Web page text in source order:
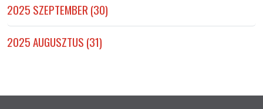
2025 SZEPTEMBER (30)
2025 AUGUSZTUS (31)